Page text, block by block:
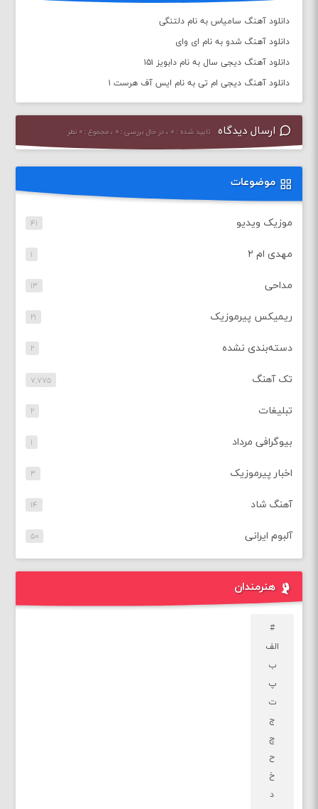
دانلود آهنگ سامیاس به نام دلتنگی
دانلود آهنگ شدو به نام ای وای
دانلود آهنگ دیجی سال به نام دابویز ۱۵۱
دانلود آهنگ دیجی ام تی به نام ایس آف هرست ۱
ارسال دیدگاه تایید شده : ۰ ، در حال بررسی : ۰ ، مجموع : ۰ نظر
موضوعات
موزیک ویدیو ۴۱
مهدی ام ۲ ۱
مداحی ۱۳
ریمیکس پیرموزیک ۲۱
دسته‌بندی نشده ۲
تک آهنگ ۷,۷۷۵
تبلیغات ۲
بیوگرافی مرداد ۱
اخبار پیرموزیک ۳
آهنگ شاد ۱۴
آلبوم ایرانی ۵۰
هنرمندان
#
الف
ب
پ
ت
ج
چ
ح
خ
د